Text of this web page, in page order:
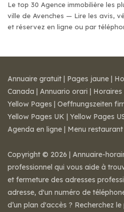
Le top 30 Agence immobilière les
ville de Avenches — Lire les avis,
et réservez en ligne ou par
Annuaire gratuit | Pages jaune |
Canada | Annuario orari |
Yellow Pages | Oeffnungszeiten
Yellow Pages UK | Yellow Pages
Agenda en ligne | Menu restaurant
Copyright © 2026 | Annuaire-
professionnel qui vous aide à
et fermeture des adresses
adresse, d'un numéro de
d’un plan d'accès ? Recherchez